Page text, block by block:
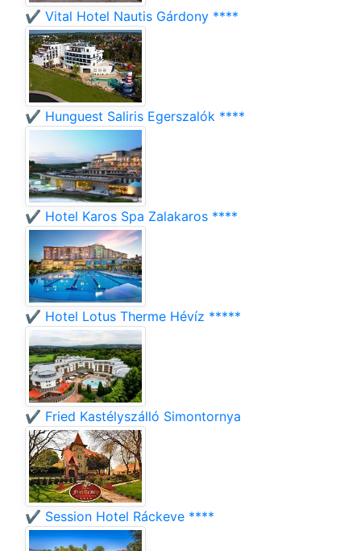
✔️ Vital Hotel Nautis Gárdony ****
✔️ Hunguest Saliris Egerszalók ****
✔️ Hotel Karos Spa Zalakaros ****
✔️ Hotel Lotus Therme Hévíz *****
✔️ Fried Kastélyszálló Simontornya
✔️ Session Hotel Ráckeve ****